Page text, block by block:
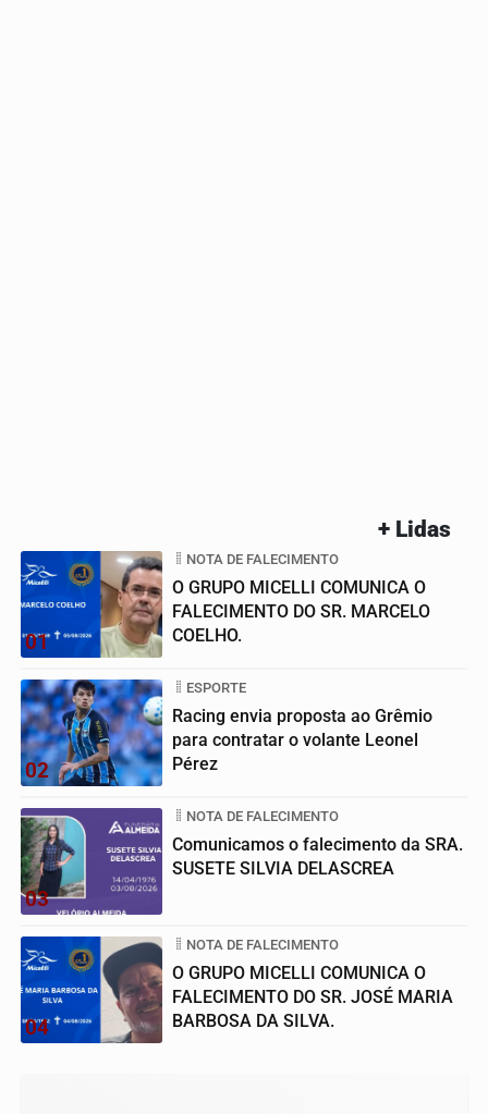
+ Lidas
01
NOTA DE FALECIMENTO
O GRUPO MICELLI COMUNICA O
FALECIMENTO DO SR. MARCELO
COELHO.
02
ESPORTE
Racing envia proposta ao Grêmio
para contratar o volante Leonel
Pérez
03
NOTA DE FALECIMENTO
Comunicamos o falecimento da SRA.
SUSETE SILVIA DELASCREA
04
NOTA DE FALECIMENTO
O GRUPO MICELLI COMUNICA O
FALECIMENTO DO SR. JOSÉ MARIA
BARBOSA DA SILVA.